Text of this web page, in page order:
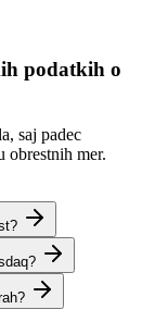
podatkih o
saj padec
obrestnih mer.